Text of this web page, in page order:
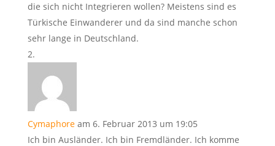
die sich nicht Integrieren wollen? Meistens sind es
Türkische Einwanderer und da sind manche schon
sehr lange in Deutschland.
Cymaphore am 6. Februar 2013 um 19:05
Ich bin Ausländer. Ich bin Fremdländer. Ich komme